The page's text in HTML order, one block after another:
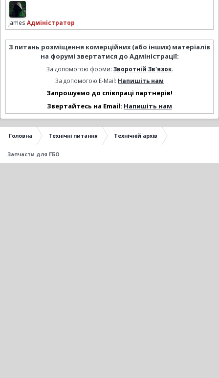
james Адміністратор
З питань розміщення комерційних (або інших) матеріалів
на форумі звертатися до Адміністрації:
За допомогою форми: Зворотній Зв'язок.
За допомогою E-Mail: Напишіть нам
Запрошуємо до співпраці партнерів!
Звертайтесь на Email: Напишіть нам
Головна Технічні питання Технічній архів
Запчасти для ГБО